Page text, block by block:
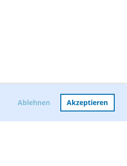
Ablehnen Akzeptieren